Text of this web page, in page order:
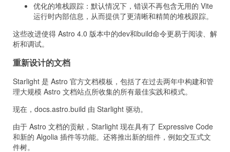
优化的堆栈跟踪：默认情况下，错误不再包含无用的 Vite
运行时内部信息，从而提供了更清晰和精简的堆栈跟踪。
这些改进使得 Astro 4.0 版本中的dev和build命令更易于阅读、解
析和调试。
重新设计的文档
Starlight 是 Astro 官方文档模板，包括了在过去两年中构建和管
理大规模 Astro 文档站点所收集的所有最佳实践和模式。
现在，docs.astro.build 由 Starlight 驱动。
由于 Astro 文档的贡献，Starlight 现在具有了 Expressive Code
和新的 Algolia 插件等功能。还将推出新的组件，例如交互式文
件树。